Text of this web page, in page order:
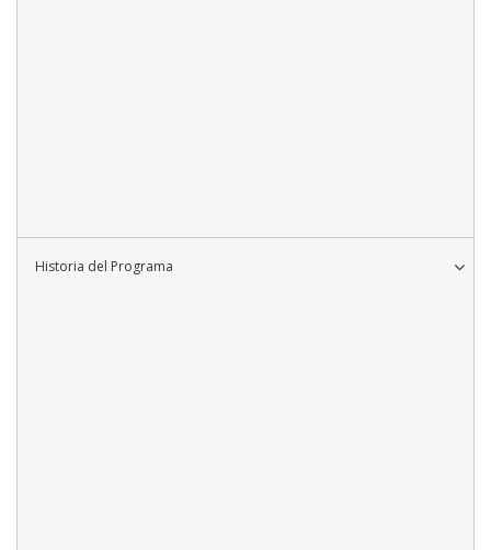
Historia del Programa